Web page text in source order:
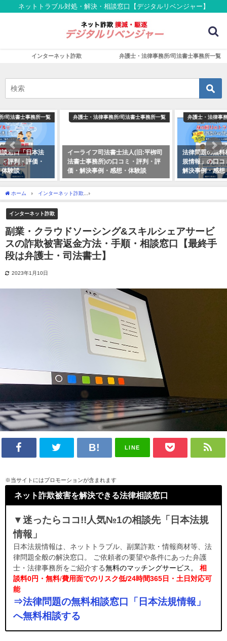
ネットトラブル対処・解決・相談窓口【デジタルリベンジャー】
インターネット詐欺 弁護士・法律事務所/司法書士事務所一覧
弁護士・法律事務所/司法書士事務所一覧
イーライフ司法書士法人(旧:平栁司
法書士事務所)の口コミ・評判・評
価・解決事例・感想・体験談
弁護士・法律事務所/司法書士事務所一覧
法律問題の無料相談窓口「日本法
規情報」の口コミ・評判・評価・
解決事例・感想・体験談
ホーム インターネット詐欺
インターネット詐欺
副業・クラウドソーシング&スキルシェアサービ
スの詐欺被害返金方法・手順・相談窓口【最終手
段は弁護士・司法書士】
2023年1月10日
LINE
※当サイトにはプロモーションが含まれます
ネット詐欺被害を解決できる法律相談窓口
▼迷ったらココ!!人気№1の相談先「日本法規
情報」
日本法規情報は、ネットトラブル、副業詐欺・情報商材等、法
律問題全般の解決窓口。 ご依頼者の要望や条件にあった弁護
士・法律事務所をご紹介する無料のマッチングサービス。
相
談料0円・無料/費用面でのリスク低/24時間365日・土日対応可
能
⇒法律問題の無料相談窓口「日本法規情報」
へ無料相談する